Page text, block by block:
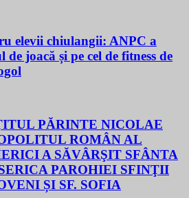
elevii chiulangii: ANPC a
joacă și pe cel de fitness de
PĂRINTE NICOLAE
ROMÂN AL
A SĂVÂRŞIT SFÂNTA
PAROHIEI SFINŢII
ȘI SF. SOFIA